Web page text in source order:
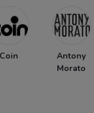
Coin
Antony
Morato